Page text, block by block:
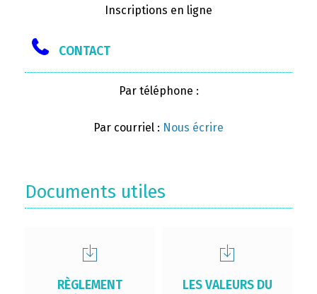
Inscriptions en ligne
CONTACT
Par téléphone :
Par courriel : Nous écrire
Documents utiles
RÈGLEMENT
LES VALEURS DU